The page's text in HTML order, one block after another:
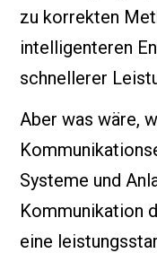
zu korrekten
intelligenteren
schnellerer
Aber was wäre,
Systeme und
Kommunikation
eine